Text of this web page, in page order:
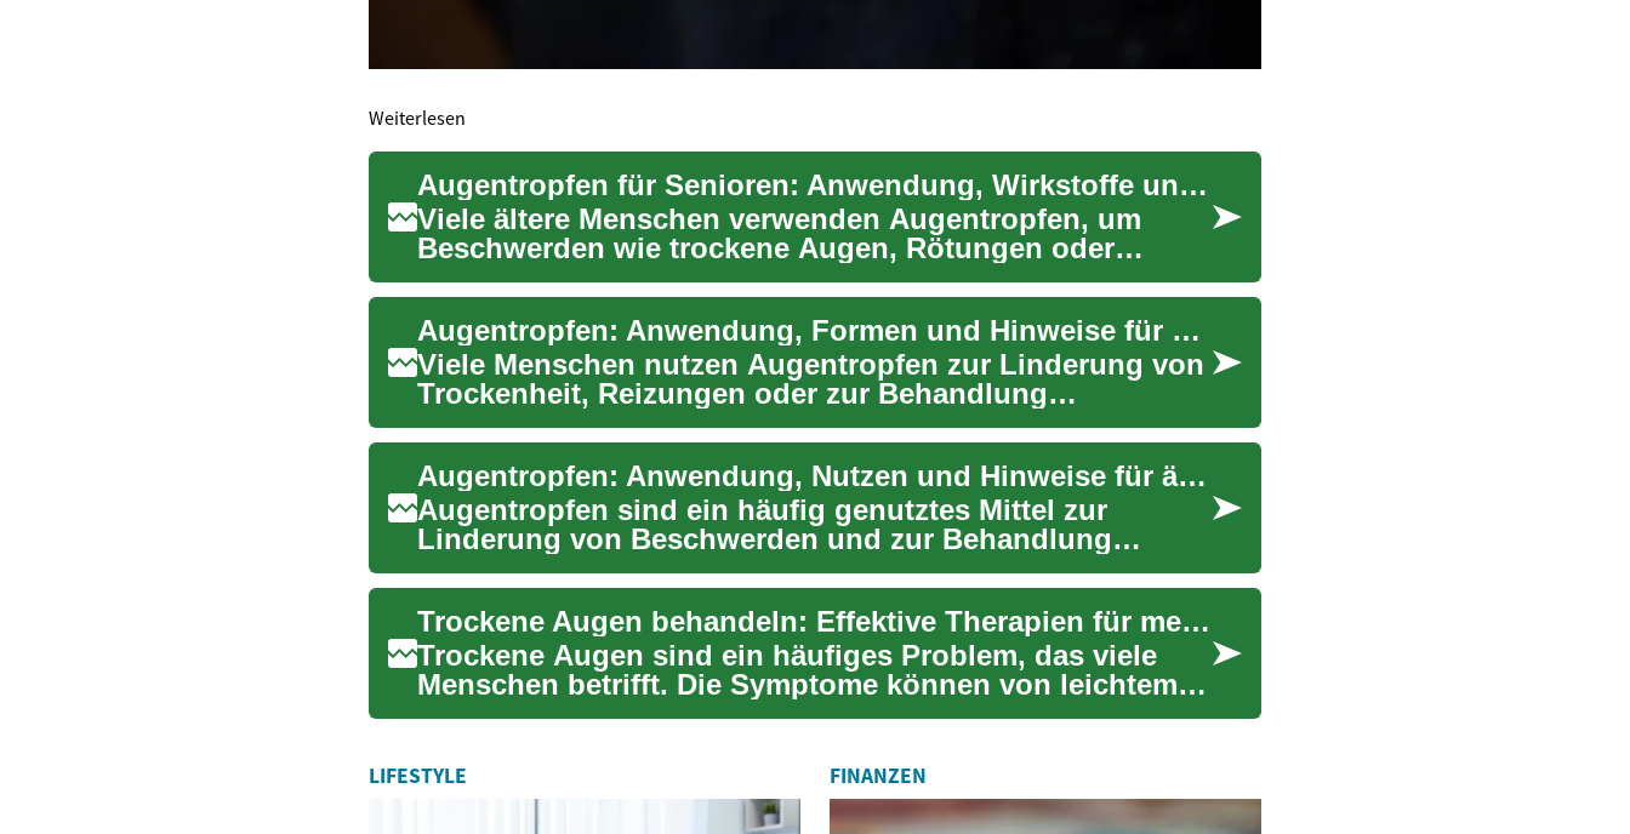
Weiterlesen
Augentropfen für Senioren: Anwendung, Wirkstoffe und Sicherheit
Viele ältere Menschen verwenden Augentropfen, um
Beschwerden wie trockene Augen, Rötungen oder
irritative Symptome zu...
Augentropfen: Anwendung, Formen und Hinweise für Senioren
Viele Menschen nutzen Augentropfen zur Linderung von
Trockenheit, Reizungen oder zur Behandlung
spezifischer Augenkra...
Augentropfen: Anwendung, Nutzen und Hinweise für ältere Menschen
Augentropfen sind ein häufig genutztes Mittel zur
Linderung von Beschwerden und zur Behandlung
verschiedener Augenlei...
Trockene Augen behandeln: Effektive Therapien für mehr Komfort
Trockene Augen sind ein häufiges Problem, das viele
Menschen betrifft. Die Symptome können von leichtem
Unbehagen bis...
LIFESTYLE FINANZEN